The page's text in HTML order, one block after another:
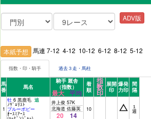
ADV版
本紙予想 馬連 7-12 4-12 10-12 6-12 8-12 5-12
指数・印・騎手 過去３走・馬柱
馬
番
馬名
騎手 厩舎
（指数）
最大 平均
着
順
指
数
印
展開
印
爆発
力印
間
隔
1
牡 6 黒鹿毛 追
ﾉｳﾞｪﾘｽﾄ
ブルーポピー
ｵｰｽﾐｱｰｽ
井上俊 57K
北海道 佐藤英
20 14
10 １
週